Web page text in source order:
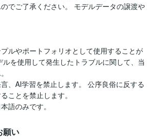
でご了承ください。 モデルデータの譲渡や
ルやポートフォリオとして使用することが
を使用して発生したトラブルに関して、当
、AI学習を禁止します。 公序良俗に反する
ことを禁止します。
語のみです。
願い